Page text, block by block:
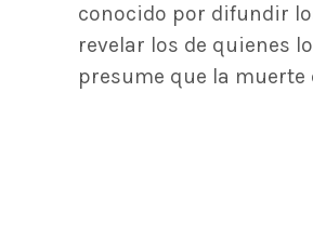
conocido por difundir
revelar los de quienes
presume que la muerte